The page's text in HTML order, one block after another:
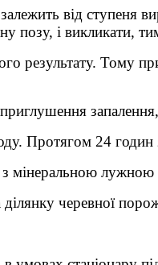
від ступеня
позу, і викликати,
результату. Тому
Протягом 24 годин
з мінеральною
черевної